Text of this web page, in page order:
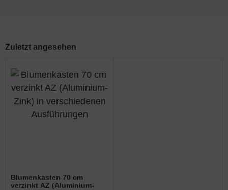
Zuletzt angesehen
Blumenkasten 70 cm
verzinkt AZ (Aluminium-